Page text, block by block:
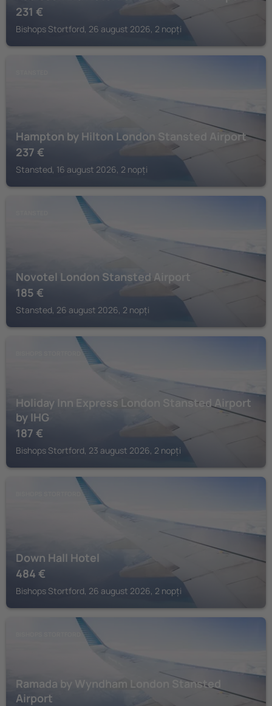
231 €
Bishops Stortford, 26 august 2026, 2 nopți
Hampton by Hilton London Stansted Airport
237 €
Stansted, 16 august 2026, 2 nopți
Novotel London Stansted Airport
185 €
Stansted, 26 august 2026, 2 nopți
Holiday Inn Express London Stansted Airport
by IHG
187 €
Bishops Stortford, 23 august 2026, 2 nopți
Down Hall Hotel
484 €
Bishops Stortford, 26 august 2026, 2 nopți
Ramada by Wyndham London Stansted
Airport